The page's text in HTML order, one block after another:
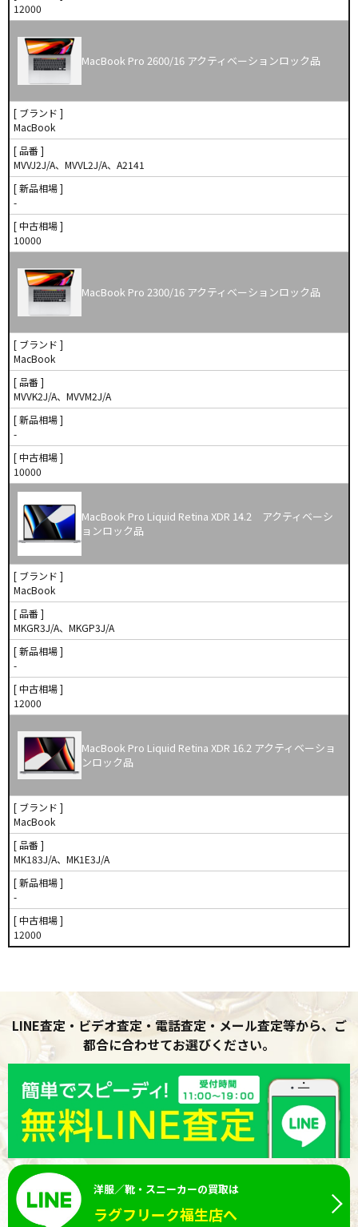
12000
MacBook Pro 2600/16 アクティベーションロック品
[ ブランド ]
MacBook
[ 品番 ]
MVVJ2J/A、MVVL2J/A、A2141
[ 新品相場 ]
-
[ 中古相場 ]
10000
MacBook Pro 2300/16 アクティベーションロック品
[ ブランド ]
MacBook
[ 品番 ]
MVVK2J/A、MVVM2J/A
[ 新品相場 ]
-
[ 中古相場 ]
10000
MacBook Pro Liquid Retina XDR 14.2 アクティベーシ
ョンロック品
[ ブランド ]
MacBook
[ 品番 ]
MKGR3J/A、MKGP3J/A
[ 新品相場 ]
-
[ 中古相場 ]
12000
MacBook Pro Liquid Retina XDR 16.2 アクティベーショ
ンロック品
[ ブランド ]
MacBook
[ 品番 ]
MK183J/A、MK1E3J/A
[ 新品相場 ]
-
[ 中古相場 ]
12000
LINE査定・ビデオ査定・電話査定・メール査定等から、ご
都合に合わせてお選びください。
洋服／靴・スニーカーの買取は
ラグフリーク福生店へ